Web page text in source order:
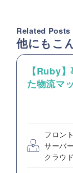
Related Posts
他にもこ
【Ruby
た物流マ
フロン
サーバ
クラウ